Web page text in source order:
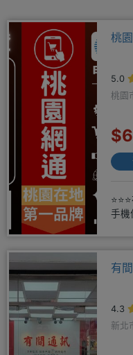
桃
5.0
桃園
手機
有
4.3
新北